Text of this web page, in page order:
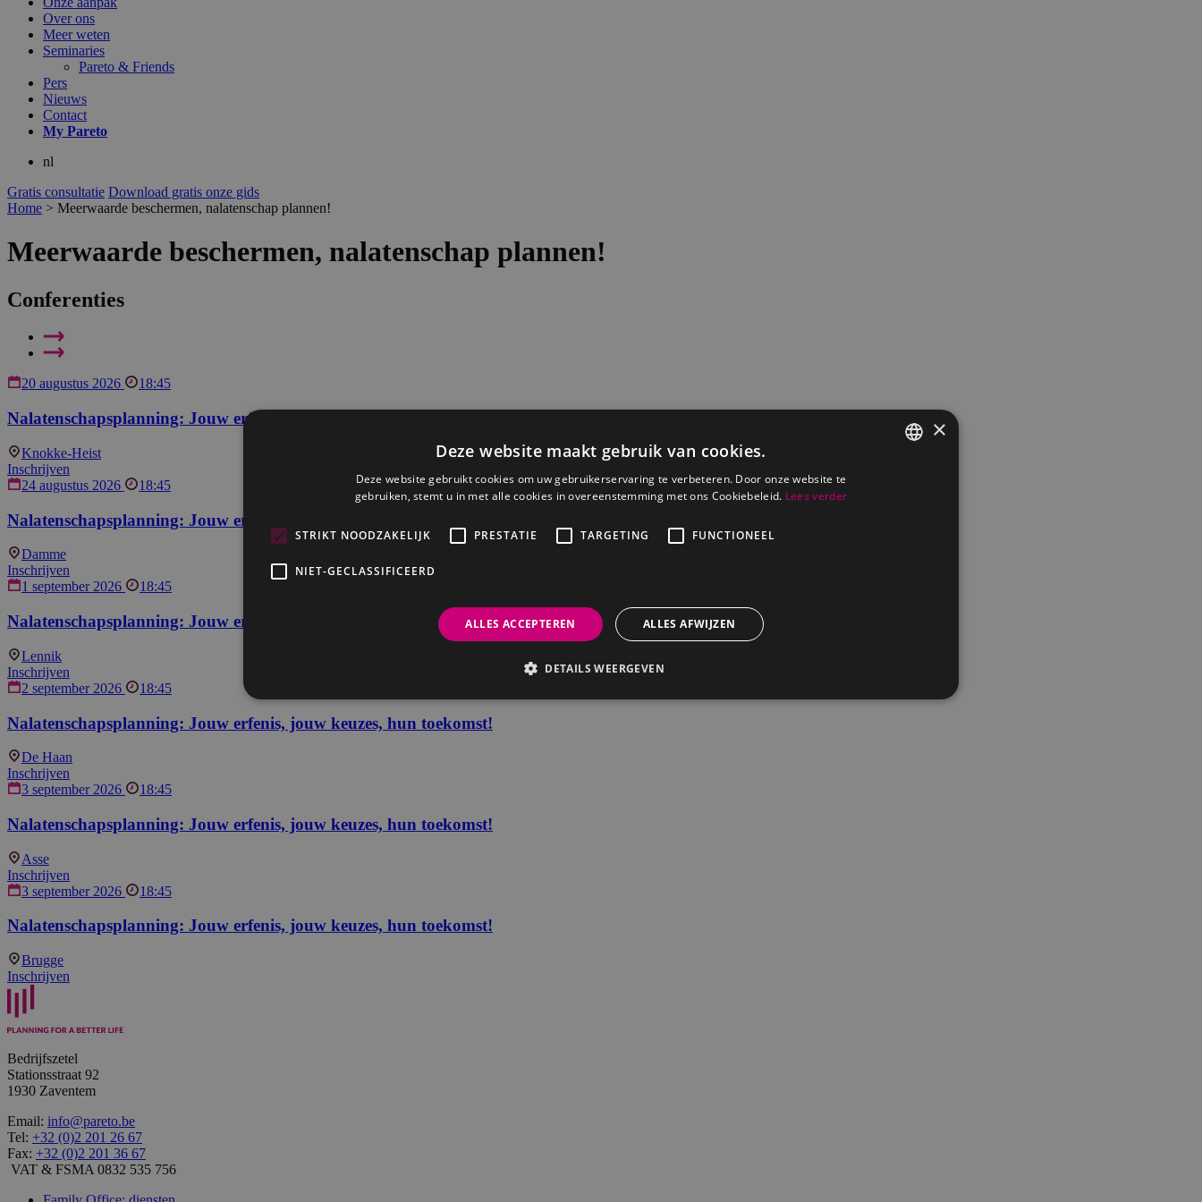
Over ons
Meer weten
Seminaries
Pareto & Friends
Pers
Nieuws
Contact
My Pareto
nl
Gratis consultatie Download gratis onze gids
Home > Meerwaarde beschermen, nalatenschap plannen!
Meerwaarde beschermen, nalatenschap plannen!
Conferenties
20 augustus 2026 18:45
Nalatenschapsplanning: Jouw erfenis, jouw keuzes, hun toekomst!
Knokke-Heist
Inschrijven
24 augustus 2026
18:45
Nalatenschapsplanning: Jouw erfenis, jouw keuzes, hun toekomst!
Damme
Inschrijven
1 september 2026
18:45
Nalatenschapsplanning: Jouw erfenis, jouw keuzes, hun toekomst!
Lennik
Inschrijven
2 september 2026
18:45
Nalatenschapsplanning: Jouw erfenis, jouw keuzes, hun toekomst!
De Haan
Inschrijven
3 september 2026
18:45
Nalatenschapsplanning: Jouw erfenis, jouw keuzes, hun toekomst!
Asse
Inschrijven
3 september 2026
18:45
Nalatenschapsplanning: Jouw erfenis, jouw keuzes, hun toekomst!
Brugge
Inschrijven
Bedrijfszetel
Stationsstraat 92
1930 Zaventem
Email: info@pareto.be
Tel: +32 (0)2 201 26 67
Fax: +32 (0)2 201 36 67
VAT & FSMA 0832 535 756
×
Deze website maakt gebruik van cookies.
Deze website gebruikt cookies om uw gebruikerservaring te verbeteren. Door onze website te
gebruiken, stemt u in met alle cookies in overeenstemming met ons Cookiebeleid. Lees verder
STRIKT NOODZAKELIJK PRESTATIE TARGETING FUNCTIONEEL
NIET-GECLASSIFICEERD
ALLES ACCEPTEREN ALLES AFWIJZEN
DETAILS WEERGEVEN